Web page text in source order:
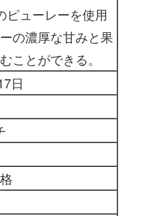
ピューレーを使用
の濃厚な甘みと果
ことができる。
日